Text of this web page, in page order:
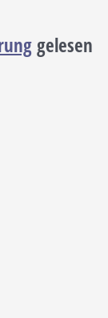
gelesen